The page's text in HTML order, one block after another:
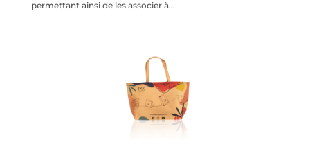
permettant ainsi de les associer à...